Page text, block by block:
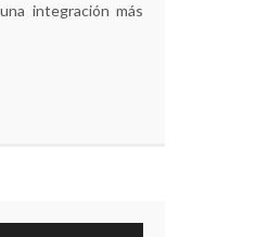
integración más